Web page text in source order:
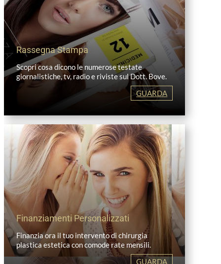
Rassegna Stampa
Scopri cosa dicono le numerose testate
giornalistiche, tv, radio e riviste sul Dott. Bove.
GUARDA
Finanziamenti Personalizzati
Finanzia ora il tuo intervento di chirurgia
plastica estetica con comode rate mensili.
GUARDA